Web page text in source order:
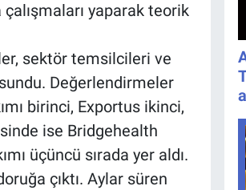
yaparak teorik
sektör temsilcileri ve
Değerlendirmeler
birinci, Exportus ikinci,
ise Bridgehealth
üçüncü sırada yer aldı.
çıktı. Aylar süren